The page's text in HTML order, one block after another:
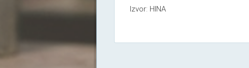
Izvor: HINA